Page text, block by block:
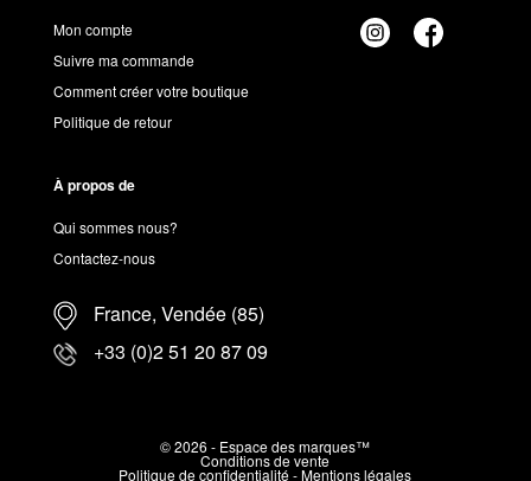
Mon compte
Suivre ma commande
Comment créer votre boutique
Politique de retour
À propos de
Qui sommes nous?
Contactez-nous
France, Vendée (85)
+33 (0)2 51 20 87 09
© 2026 - Espace des marques™
Conditions de vente
Politique de confidentialité-Mentions légales